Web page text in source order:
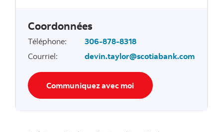
Coordonnées
Téléphone:
306-878-8318
Courriel: devin.taylor@scotiabank.com
Communiquez avec moi